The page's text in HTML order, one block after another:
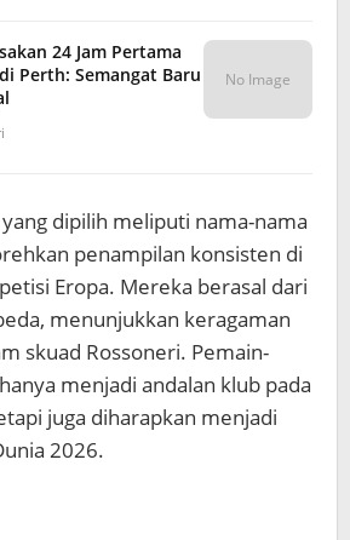
24 Jam Pertama
Perth: Semangat Baru
No Image
dipilih meliputi nama-nama
penampilan konsisten di
Eropa. Mereka berasal dari
menunjukkan keragaman
skuad Rossoneri. Pemain-
menjadi andalan klub pada
juga diharapkan menjadi
2026.